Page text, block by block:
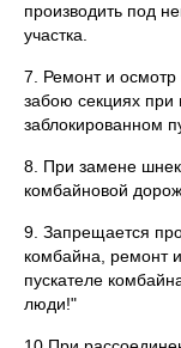
производить под
участка.
7. Ремонт и осмотр
забою секциях при
заблокированном
8. При замене
комбайновой
9. Запрещается
комбайна, ремонт
пускателе
люди!"